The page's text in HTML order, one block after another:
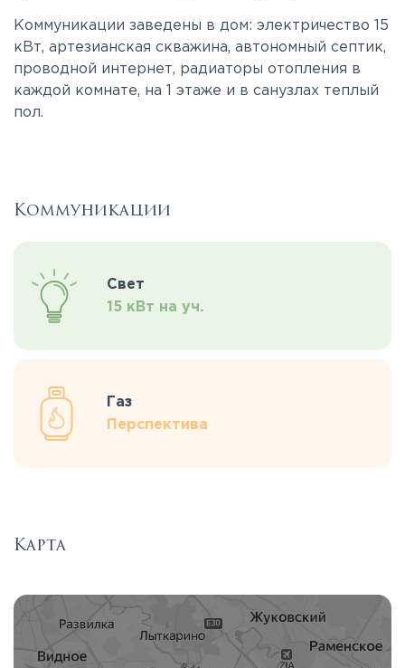
Коммуникации заведены в дом: электричество 15
кВт, артезианская скважина, автономный септик,
проводной интернет, радиаторы отопления в
каждой комнате, на 1 этаже и в санузлах теплый
пол.
Коммуникации
Свет
15 кВт на уч.
Газ
Перспектива
Карта